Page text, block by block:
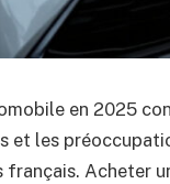
en 2025
et les
Acheter